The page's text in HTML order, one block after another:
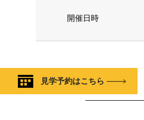
開催日時
見学予約はこちら